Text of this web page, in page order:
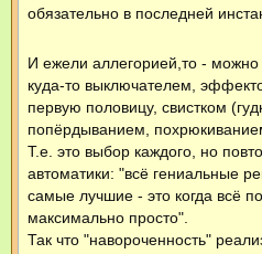
обязательно в последней
И ежели аллегорией,то - можно
куда-то выключателем,
первую половицу, свистком
попёрдыванием,
Т.е. это выбор каждого, но
автоматики: "всё гениальные
самые лучшие - это когда всё
максимально просто".
Так что "навороченность"